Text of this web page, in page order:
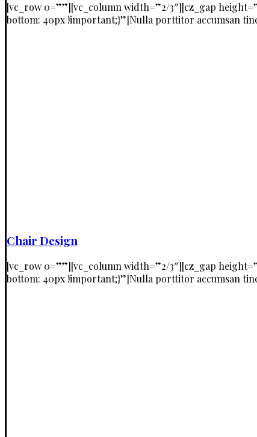
[vc_row 0=””][vc_column width=”2/3″][cz_gap
bottom: 40px !important;}”]Nulla porttitor accumsan
Chair Design
[vc_row 0=””][vc_column width=”2/3″][cz_gap
bottom: 40px !important;}”]Nulla porttitor accumsan